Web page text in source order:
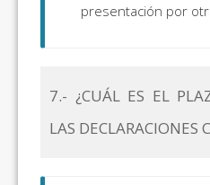
presentación por
7.- ¿CUÁL ES EL
LAS DECLARACIONES